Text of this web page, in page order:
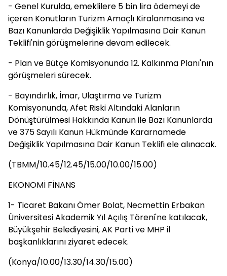
- Genel Kurulda, emeklilere 5 bin lira ödemeyi de
içeren Konutların Turizm Amaçlı Kiralanmasına ve
Bazı Kanunlarda Değişiklik Yapılmasına Dair Kanun
Teklifi'nin görüşmelerine devam edilecek.
- Plan ve Bütçe Komisyonunda 12. Kalkınma Planı'nın
görüşmeleri sürecek.
- Bayındırlık, İmar, Ulaştırma ve Turizm
Komisyonunda, Afet Riski Altındaki Alanların
Dönüştürülmesi Hakkında Kanun ile Bazı Kanunlarda
ve 375 Sayılı Kanun Hükmünde Kararnamede
Değişiklik Yapılmasına Dair Kanun Teklifi ele alınacak.
(TBMM/10.45/12.45/15.00/10.00/15.00)
EKONOMİ FİNANS
1- Ticaret Bakanı Ömer Bolat, Necmettin Erbakan
Üniversitesi Akademik Yıl Açılış Töreni'ne katılacak,
Büyükşehir Belediyesini, AK Parti ve MHP il
başkanlıklarını ziyaret edecek.
(Konya/10.00/13.30/14.30/15.00)